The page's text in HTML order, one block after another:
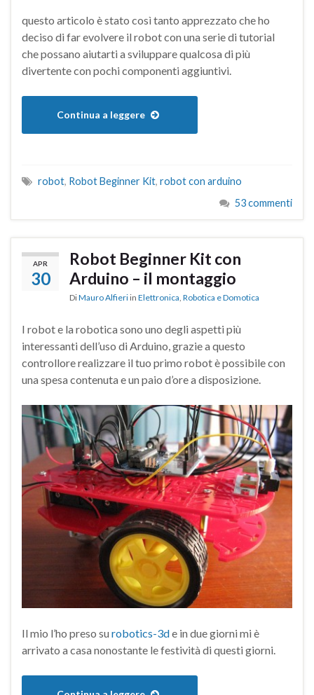
questo articolo è stato così tanto apprezzato che ho
deciso di far evolvere il robot con una serie di tutorial
che possano aiutarti a sviluppare qualcosa di più
divertente con pochi componenti aggiuntivi.
Continua a leggere
robot, Robot Beginner Kit, robot con arduino
53 commenti
APR
30
Robot Beginner Kit con
Arduino – il montaggio
DiMauro Alfieri in Elettronica, Robotica e Domotica
I robot e la robotica sono uno degli aspetti più
interessanti dell’uso di Arduino, grazie a questo
controllore realizzare il tuo primo robot è possibile con
una spesa contenuta e un paio d’ore a disposizione.
Il mio l’ho preso su robotics-3de in due giorni mi è
arrivato a casa nonostante le festività di questi giorni.